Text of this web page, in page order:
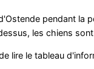
pendant la
les chiens
lire le tableau